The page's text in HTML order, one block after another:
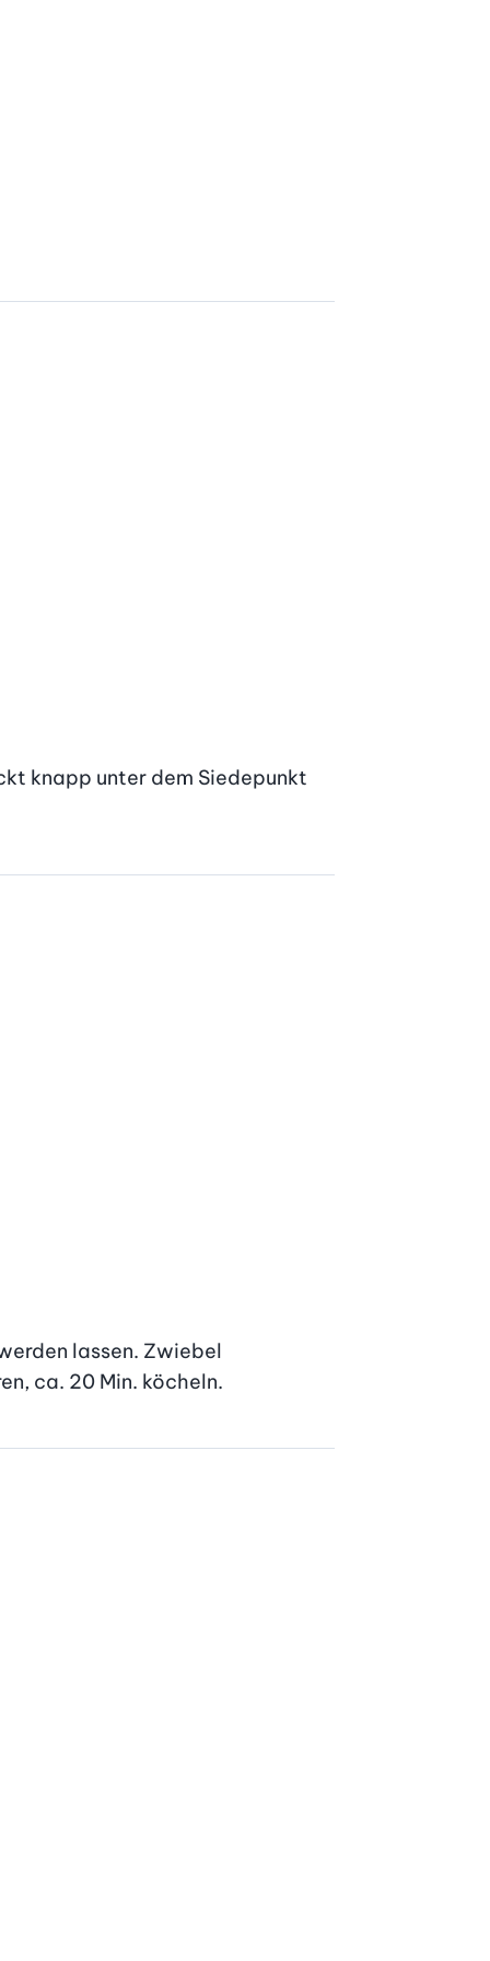
knapp unter dem Siedepunkt
lassen. Zwiebel
ca. 20 Min. köcheln.